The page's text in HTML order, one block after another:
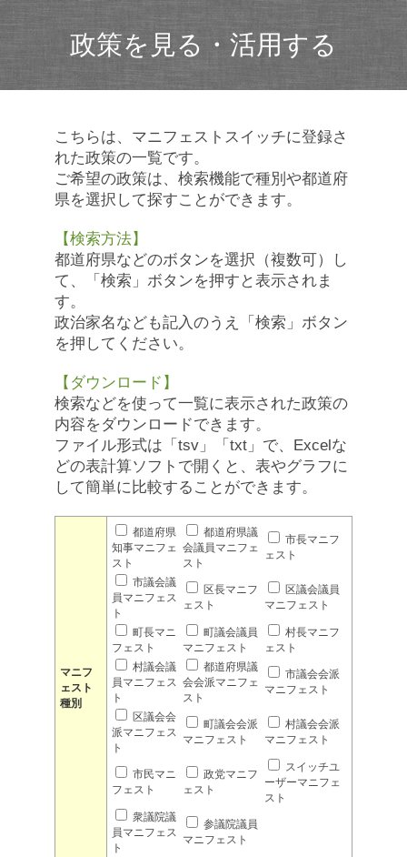
政策を見る・活用する
こちらは、マニフェストスイッチに登録さ
れた政策の一覧です。
ご希望の政策は、検索機能で種別や都道府
県を選択して探すことができます。
【検索方法】
都道府県などのボタンを選択（複数可）し
て、「検索」ボタンを押すと表示されま
す。
政治家名なども記入のうえ「検索」ボタン
を押してください。
【ダウンロード】
検索などを使って一覧に表示された政策の
内容をダウンロードできます。
ファイル形式は「tsv」「txt」で、Excelな
どの表計算ソフトで開くと、表やグラフに
して簡単に比較することができます。
マニフ
ェスト
種別
都道府県
知事マニフェ
スト
都道府県議
会議員マニフェ
スト
市長マニフ
ェスト
市議会議
員マニフェス
ト
区長マニフ
ェスト
区議会議員
マニフェスト
町長マニ
フェスト
町議会議員
マニフェスト
村長マニフ
ェスト
村議会議
員マニフェス
ト
都道府県議
会会派マニフェ
スト
市議会会派
マニフェスト
区議会会
派マニフェス
ト
町議会会派
マニフェスト
村議会会派
マニフェスト
市民マニ
フェスト
政党マニフ
ェスト
スイッチユ
ーザーマニフェ
スト
衆議院議
員マニフェス
ト
参議院議員
マニフェスト